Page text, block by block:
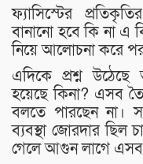
ফ্যাসিস্টের
বানানো হবে কি না এ
নিয়ে আলোচনা করে
এদিকে প্রশ্ন
হয়েছে কিনা? এসব
বলতে পারছেন না।
ব্যবস্থা জোরদার
গেলে আগুন লাগে এসব